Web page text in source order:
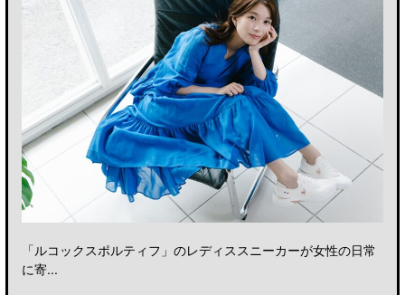
「ルコックスポルティフ」のレディススニーカーが女性の日常
に寄...